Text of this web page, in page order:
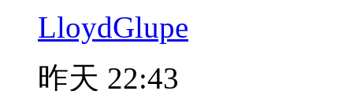
LloydGlupe
昨天 22:43